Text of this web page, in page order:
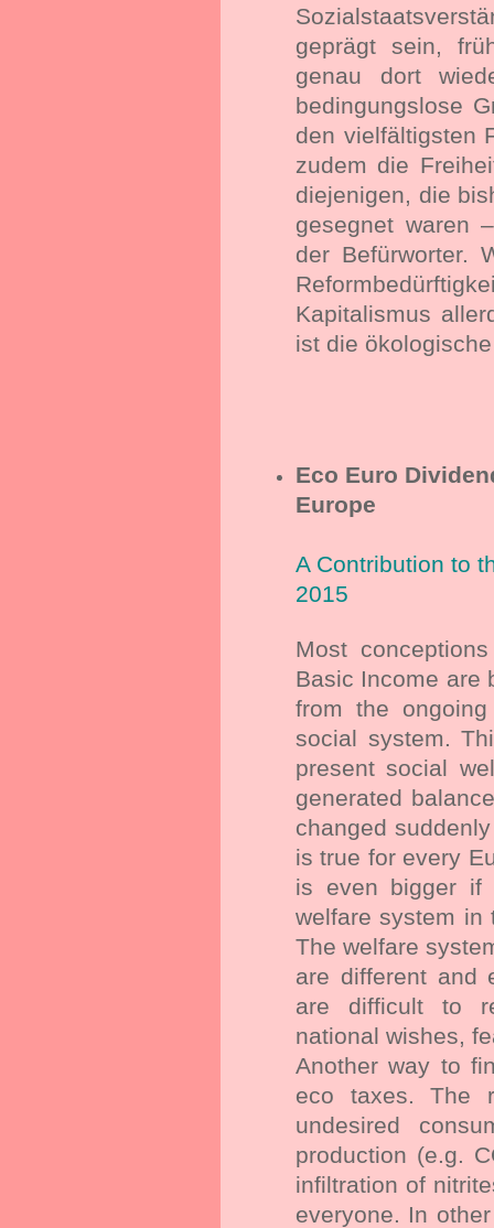
geprägt sein,
genau dort
bedingungslose
den vielfältigsten
zudem die
diejenigen, die
gesegnet waren
der Befürworter.
Kapitalismus
ist die
Eco Euro
Europe
A Contribution to
2015
Most
Basic Income are
from the
social system.
present social
generated
changed
is true for every
is even bigger if
welfare system in
The welfare
are different and
are difficult to
national wishes,
Another way to
eco taxes. The
undesired
production (e.g.
infiltration of
everyone. In